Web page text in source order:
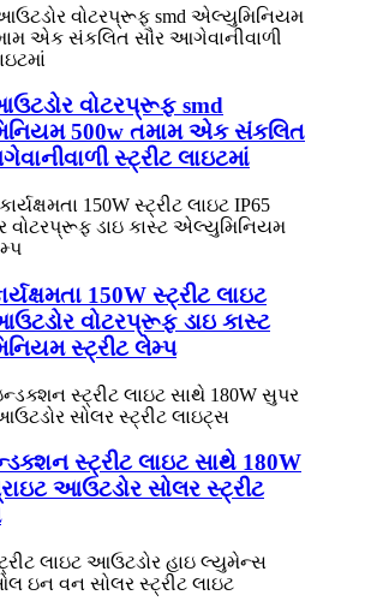
વોટરપ્રૂફ smd
500w તમામ એક સંકલિત
સ્ટ્રીટ લાઇટમાં
150W સ્ટ્રીટ લાઇટ
વોટરપ્રૂફ ડાઇ કાસ્ટ
સ્ટ્રીટ લેમ્પ
સ્ટ્રીટ લાઇટ સાથે 180W
આઉટડોર સોલર સ્ટ્રીટ